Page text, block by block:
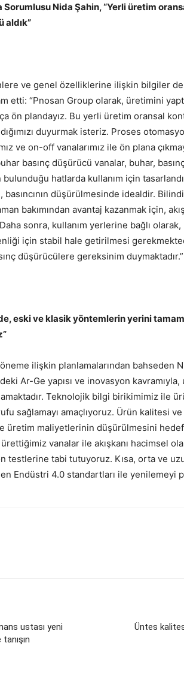
Nida Şahin, “Yerli üretim
aldık”
ve genel özelliklerine ilişkin bilgiler de
etti: “Pnosan Group olarak, üretimini
ön plandayız. Bu yerli üretim oransal
duyurmak isteriz. Proses
ve on-off vanalarımız ile ön plana
basınç düşürücü vanalar, buhar,
bulunduğu hatlarda kullanım için
basıncının düşürülmesinde idealdir.
bakımından avantaj kazanmak için,
sonra, kullanım yerlerine bağlı olarak,
için stabil hale getirilmesi
düşürücülere gereksinim duymaktadır.”
eski ve klasik yöntemlerin yerini
ilişkin planlamalarından bahseden
Ar-Ge yapısı ve inovasyon
Teknolojik bilgi birikimimiz ile
sağlamayı amaçlıyoruz. Ürün kalitesi
üretim maliyetlerinin düşürülmesini
ürettiğimiz vanalar ile akışkanı hacimsel
testlerine tabi tutuyoruz. Kısa, orta ve
Endüstri 4.0 standartları ile yenilemeyi
ustası yeni
Üntes